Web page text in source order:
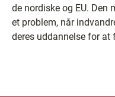
de nordiske og EU. Den
et problem, når
deres uddannelse for